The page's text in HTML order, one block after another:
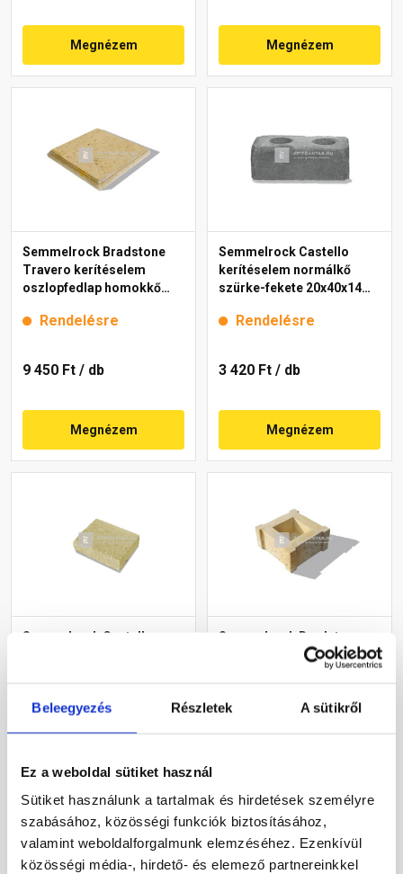
Beleegyezés Részletek A sütikről
Ez a weboldal sütiket használ
Sütiket használunk a tartalmak és hirdetések személyre
szabásához, közösségi funkciók biztosításához,
valamint weboldalforgalmunk elemzéséhez. Ezenkívül
közösségi média-, hirdető- és elemező partnereinkkel
Megnézem Megnézem
Semmelrock Bradstone
Travero kerítéselem
oszlopfedlap homokkő
Rendelésre
9 450 Ft / db
Megnézem
Semmelrock Castello
kerítéselem normálkő
szürke-fekete 20x40x14
Rendelésre
3 420 Ft / db
Megnézem
Semmelrock Castello
Rendelésre
Megnézem
Semmelrock Bradstone
Travero kerítéselem
oszlopkő homokkő
Rendelésre
Megnézem